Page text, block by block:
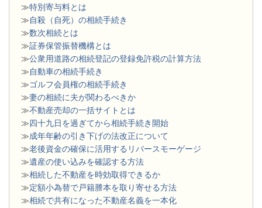
≫特別寄与料とは
≫自殺（自死）の相続手続き
≫数次相続とは
≫証券保管振替機構とは
≫公衆用道路の相続登記の登録免許税の計算方法
≫自動車の相続手続き
≫ゴルフ会員権の相続手続き
≫妻の相続に夫が関わるべきか
≫不動産売却の一括サイトとは
≫四十九日を過ぎてから相続手続き開始
≫成年年齢の引き下げの法改正について
≫老後資金の確保に活用するリバースモーゲージ
≫遺産の使い込みを確認する方法
≫相続した不動産を時効取得できるか
≫定額小為替で戸籍謄本を取り寄せる方法
≫相続で共有になった不動産名義を一本化